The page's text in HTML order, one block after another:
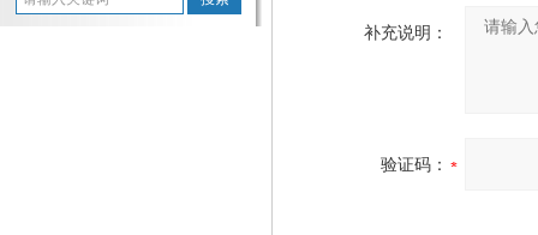
补充说明：
验证码：